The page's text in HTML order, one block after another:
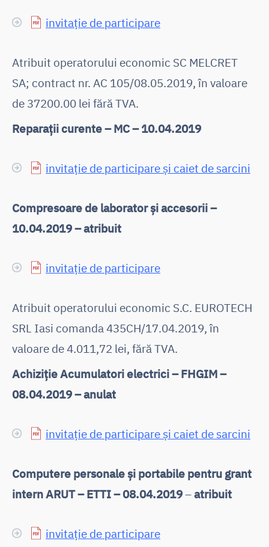
invitație de participare
Atribuit operatorului economic SC MELCRET
SA; contract nr. AC 105/08.05.2019, în valoare
de 37200.00 lei fără TVA.
Reparații curente – MC – 10.04.2019
invitație de participare și caiet de sarcini
Compresoare de laborator și accesorii –
10.04.2019 – atribuit
invitație de participare
Atribuit operatorului economic S.C. EUROTECH
SRL Iasi comanda 435CH/17.04.2019, în
valoare de 4.011,72 lei, fără TVA.
Achiziție Acumulatori electrici – FHGIM –
08.04.2019 – anulat
invitație de participare și caiet de sarcini
Computere personale și portabile pentru grant
intern ARUT – ETTI – 08.04.2019–atribuit
invitație de participare